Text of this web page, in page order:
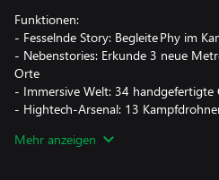
Funktionen:
- Fesselnde Story: Begleite Phy im
- Nebenstories: Erkunde 3 neue
Orte
- Immersive Welt: 34 handgefertigte
- Hightech‑Arsenal: 13
- Nahkampfwaffen: 8 mächtige
Mehr anzeigen